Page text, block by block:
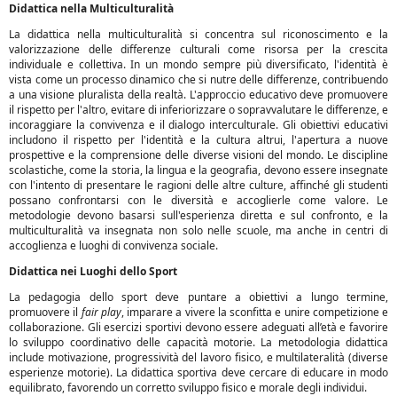
Didattica nella Multiculturalità
La didattica nella multiculturalità si concentra sul riconoscimento e la
valorizzazione delle differenze culturali come risorsa per la crescita
individuale e collettiva. In un mondo sempre più diversificato, l'identità è
vista come un processo dinamico che si nutre delle differenze, contribuendo
a una visione pluralista della realtà. L'approccio educativo deve promuovere
il rispetto per l'altro, evitare di inferiorizzare o sopravvalutare le differenze, e
incoraggiare la convivenza e il dialogo interculturale. Gli obiettivi educativi
includono il rispetto per l'identità e la cultura altrui, l'apertura a nuove
prospettive e la comprensione delle diverse visioni del mondo. Le discipline
scolastiche, come la storia, la lingua e la geografia, devono essere insegnate
con l'intento di presentare le ragioni delle altre culture, affinché gli studenti
possano confrontarsi con le diversità e accoglierle come valore. Le
metodologie devono basarsi sull'esperienza diretta e sul confronto, e la
multiculturalità va insegnata non solo nelle scuole, ma anche in centri di
accoglienza e luoghi di convivenza sociale.
Didattica nei Luoghi dello Sport
La pedagogia dello sport deve puntare a obiettivi a lungo termine,
promuovere il fair play, imparare a vivere la sconfitta e unire competizione e
collaborazione. Gli esercizi sportivi devono essere adeguati all’età e favorire
lo sviluppo coordinativo delle capacità motorie. La metodologia didattica
include motivazione, progressività del lavoro fisico, e multilateralità (diverse
esperienze motorie). La didattica sportiva deve cercare di educare in modo
equilibrato, favorendo un corretto sviluppo fisico e morale degli individui.